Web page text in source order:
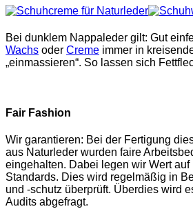
Bei dunklem Nappaleder gilt: Gut
Wachs oder Creme immer in
„einmassieren“. So lassen sich
Fair Fashion
Wir garantieren: Bei der Fertigung
aus Naturleder wurden faire
eingehalten. Dabei legen wir Wert
Standards. Dies wird regelmäßig in
und -schutz überprüft. Überdies wird
Audits abgefragt.